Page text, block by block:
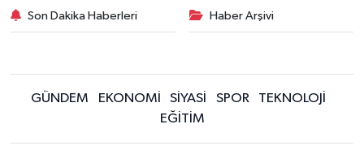
Son Dakika Haberleri Haber Arşivi
GÜNDEM EKONOMİ SİYASİ SPOR
TEKNOLOJİ
EĞİTİM